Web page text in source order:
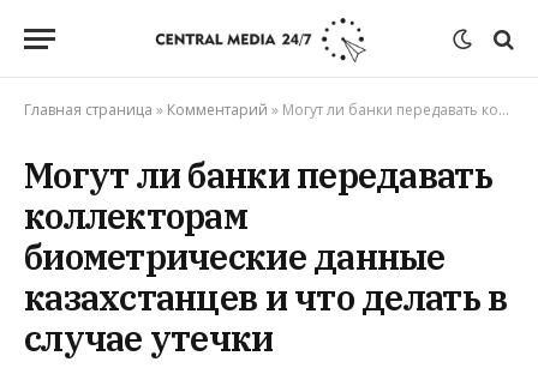
Главная страница » Комментарий » Могут ли банки передавать коллекторам биометрические данные казахстанцев и что делать в случае утечки
Могут ли банки передавать
коллекторам
биометрические данные
казахстанцев и что делать в
случае утечки